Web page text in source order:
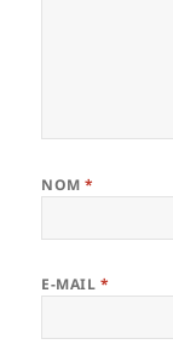
NOM*
E-MAIL *